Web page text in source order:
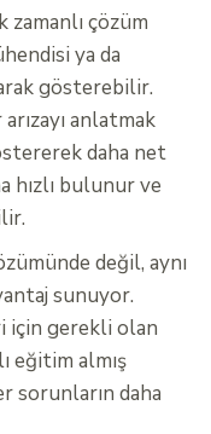
çözüm
ya da
gösterebilir.
anlatmak
daha net
hızlı bulunur ve
değil, aynı
sunuyor.
için gerekli olan
eğitim almış
sorunların daha